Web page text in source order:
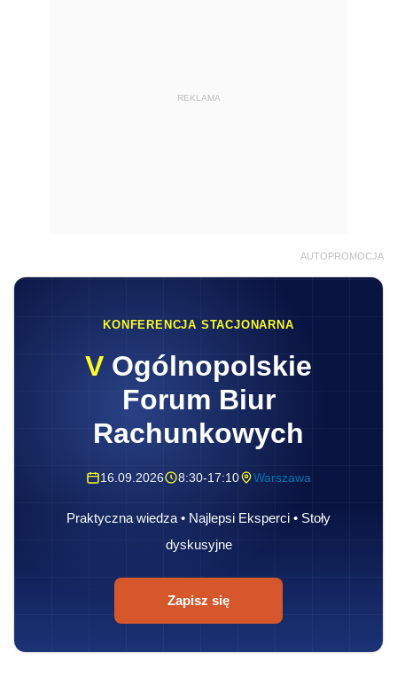
REKLAMA
AUTOPROMOCJA
KONFERENCJA STACJONARNA
V Ogólnopolskie
Forum Biur
Rachunkowych
16.09.2026 8:30-17:10 Warszawa
Praktyczna wiedza • Najlepsi Eksperci • Stoły
dyskusyjne
Zapisz się